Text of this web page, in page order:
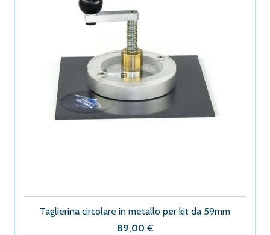
Taglierina circolare in metallo per kit da 59mm
89,00 €